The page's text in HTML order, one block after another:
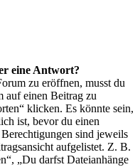
eine Antwort?
zu eröffnen, musst du
auf einen Beitrag zu
klicken. Es könnte sein,
ist, bevor du einen
sind jeweils
aufgelistet. Z. B.
„Du darfst Dateianhänge